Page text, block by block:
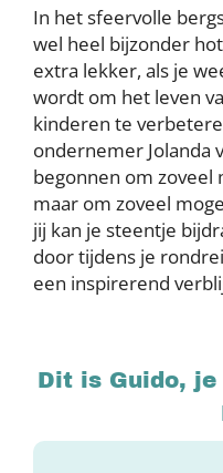
In het sfeervolle
wel heel bijzonder
extra lekker, als je
wordt om het leven
kinderen te
ondernemer Jolanda
begonnen om zoveel
maar om zoveel
jij kan je steentje
door tijdens je
een inspirerend
Dit is Guido,